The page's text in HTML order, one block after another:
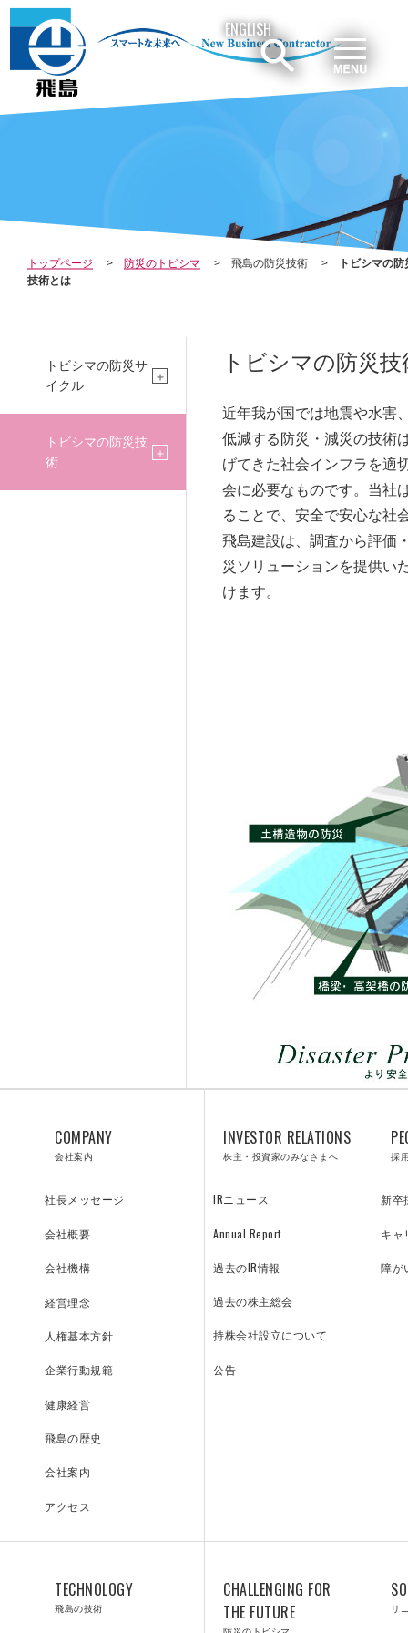
MPA
NY
EST
OR
REL
SUS
TAI
NAB
ILIT
Y
OR
MAT
ION
サステナビリティ
CON
CIE
RGE
建設コンシェルジ
PEO
PLE
ARC
ENGLISH
トップページ 防災のトビシマ 飛島の防災技術
トビシマの防
技術とは
トビシマの防災技
近年我が国では地震や水害
低減する防災・減災の技術
げてきた社会インフラを適
会に必要なものです。当社
ることで、安全で安心な社
飛島建設は、調査から評価
災ソリューションを提供い
けます。
トビシマの防災サ
イクル
トビシマの防災技
術
COMPANY
会社案内
社長メッセージ
会社概要
会社機構
経営理念
人権基本方針
企業行動規範
健康経営
飛島の歴史
会社案内
アクセス
INVESTOR RELATIONS
株主・投資家のみなさまへ
IRニュース
Annual Report
過去のIR情報
過去の株主総会
持株会社設立について
公告
採
新卒
キャ
障が
TECHNOLOGY
飛島の技術
CHALLENGING FOR
THE FUTURE
リ